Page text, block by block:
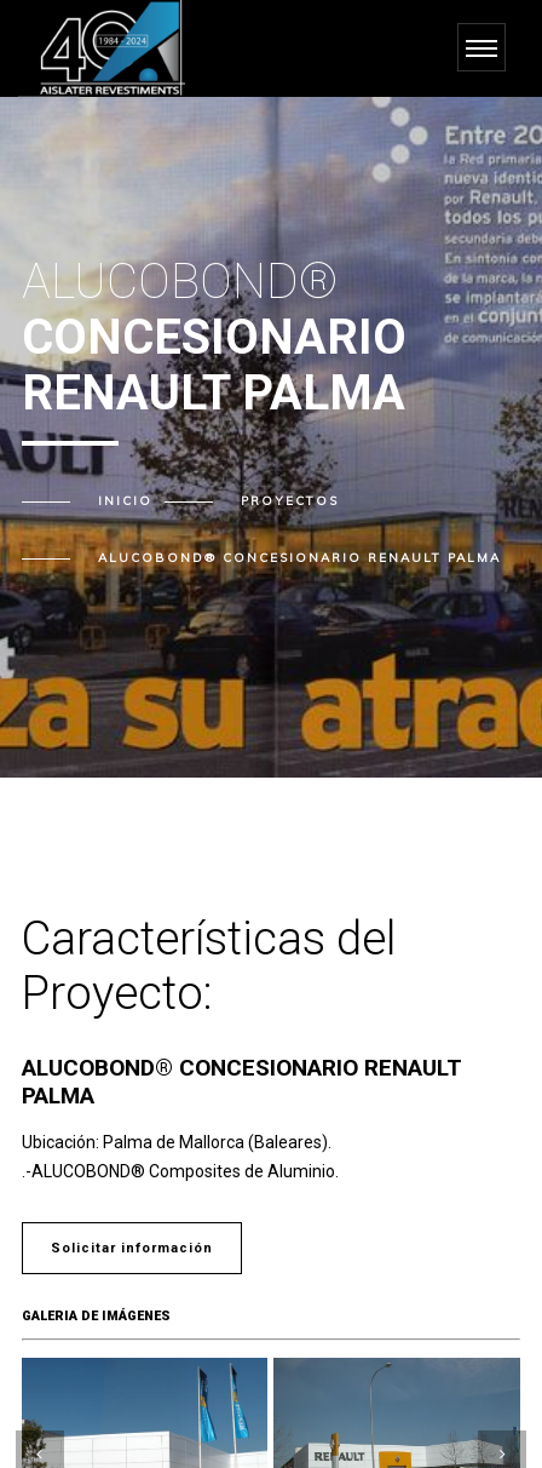
ALUCOBOND®
CONCESIONARIO
RENAULT PALMA
INICIO PROYECTOS
ALUCOBOND® CONCESIONARIO RENAULT PALMA
Características del
Proyecto:
ALUCOBOND® CONCESIONARIO RENAULT
PALMA
Ubicación: Palma de Mallorca (Baleares).
.-ALUCOBOND® Composites de Aluminio.
Solicitar información
GALERIA DE IMÁGENES